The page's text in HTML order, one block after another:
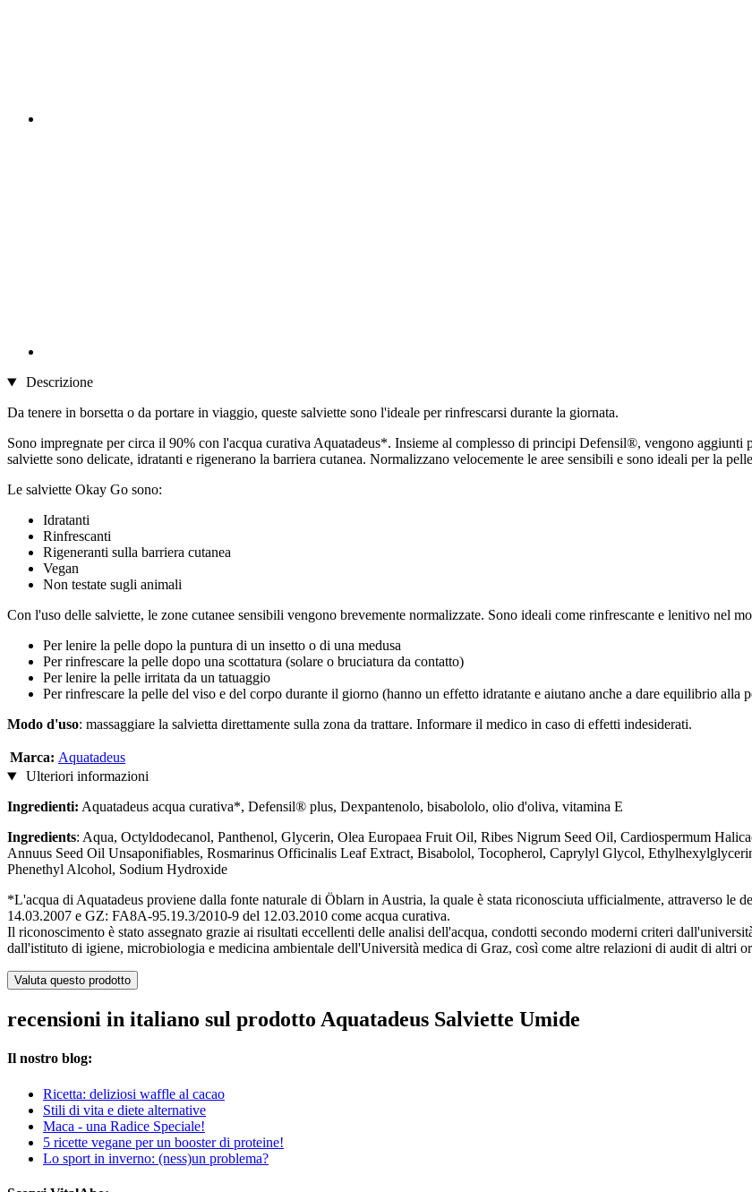
Descrizione
Da tenere in borsetta o da portare in viaggio, queste salviette sono l'ideale per rinfrescarsi durante la giornata.
Sono impregnate per circa il 90% con l'acqua curativa Aquatadeus*. Insieme al complesso di principi Defensil®, vengono
salviette sono delicate, idratanti e rigenerano la barriera cutanea. Normalizzano velocemente le aree sensibili e sono ideali per la
Le salviette Okay Go sono:
Idratanti
Rinfrescanti
Rigeneranti sulla barriera cutanea
Vegan
Non testate sugli animali
Con l'uso delle salviette, le zone cutanee sensibili vengono brevemente normalizzate. Sono ideali come rinfrescante e lenitivo nel
Per lenire la pelle dopo la puntura di un insetto o di una medusa
Per rinfrescare la pelle dopo una scottatura (solare o bruciatura da contatto)
Per lenire la pelle irritata da un tatuaggio
Per rinfrescare la pelle del viso e del corpo durante il giorno (hanno un effetto idratante e aiutano anche a dare equilibrio alla
Modo d'uso: massaggiare la salvietta direttamente sulla zona da trattare. Informare il medico in caso di effetti indesiderati.
Marca: Aquatadeus
Ulteriori informazioni
Ingredienti: Aquatadeus acqua curativa*, Defensil® plus, Dexpantenolo, bisabololo, olio d'oliva, vitamina E
Ingredients: Aqua, Octyldodecanol, Panthenol, Glycerin, Olea Europaea Fruit Oil, Ribes Nigrum Seed Oil, Cardiospermum
Annuus Seed Oil Unsaponifiables, Rosmarinus Officinalis Leaf Extract, Bisabolol, Tocopherol, Caprylyl Glycol,
Phenethyl Alcohol, Sodium Hydroxide
*L'acqua di Aquatadeus proviene dalla fonte naturale di Öblarn in Austria, la quale è stata riconosciuta ufficialmente, attraverso
14.03.2007 e GZ: FA8A-95.19.3/2010-9 del 12.03.2010 come acqua curativa.
Il riconoscimento è stato assegnato grazie ai risultati eccellenti delle analisi dell'acqua, condotti secondo moderni criteri
dall'istituto di igiene, microbiologia e medicina ambientale dell'Università medica di Graz, così come altre relazioni di audit di altri
Valuta questo prodotto
recensioni in italiano sul prodotto Aquatadeus Salviette Umide
Il nostro blog:
Ricetta: deliziosi waffle al cacao
Stili di vita e diete alternative
Maca - una Radice Speciale!
5 ricette vegane per un booster di proteine!
Lo sport in inverno: (ness)un problema?